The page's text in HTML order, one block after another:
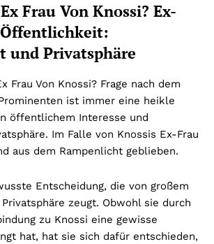
Frau Von Knossi? Ex-
und Privatsphäre
Frau Von Knossi? Frage nach dem
ist immer eine heikle
öffentlichem Interesse und
Im Falle von Knossis Ex-Frau
aus dem Rampenlicht geblieben.
Entscheidung, die von großem
zeugt. Obwohl sie durch
zu Knossi eine gewisse
hat, hat sie sich dafür entschieden,